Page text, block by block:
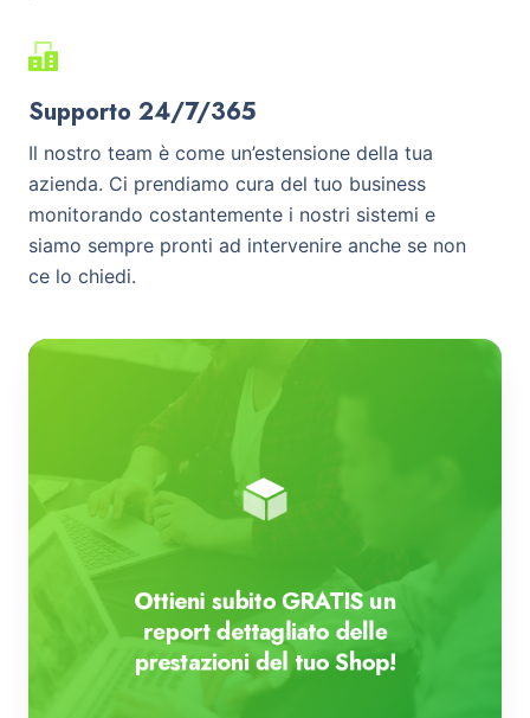
Supporto 24/7/365
Il nostro team è come un’estensione della tua
azienda. Ci prendiamo cura del tuo business
monitorando costantemente i nostri sistemi e
siamo sempre pronti ad intervenire anche se non
ce lo chiedi.
Ottieni subito GRATIS un
report dettagliato delle
prestazioni del tuo Shop!